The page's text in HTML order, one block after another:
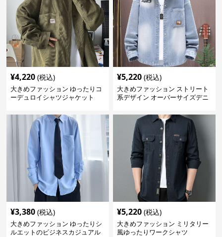
¥4,220 (税込)
大きめファッション ゆったりコ
ーデュロイシャツジャケット
¥5,220 (税込)
大きめファッション ストリート
系デザイン オーバーサイズデニ
¥3,380 (税込)
大きめファッション ゆったりシ
ルエットのビジネスカジュアル
¥5,220 (税込)
大きめファッション ミリタリー
風ゆったりワークシャツ